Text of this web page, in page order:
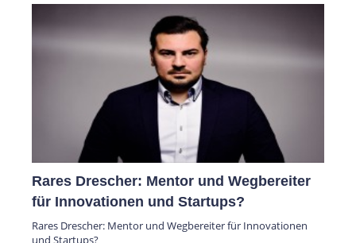
Rares Drescher: Mentor und Wegbereiter
für Innovationen und Startups?
Rares Drescher: Mentor und Wegbereiter für Innovationen
und Startups?